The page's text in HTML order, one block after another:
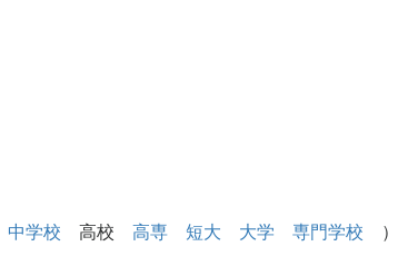
中学校 高校 高専 短大 大学 専門学校 ）